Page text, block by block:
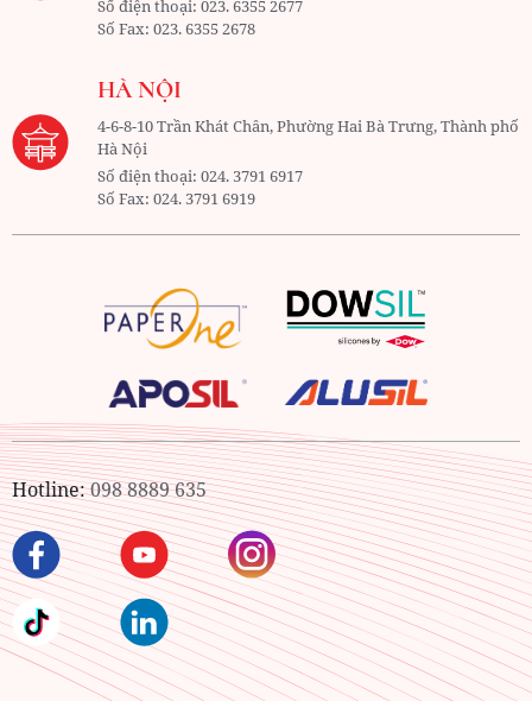
Số điện thoại:023. 6355 2677
Số Fax:023. 6355 2678
HÀ NỘI
4-6-8-10 Trần Khát Chân, Phường Hai Bà Trưng, Thành phố
Hà Nội
Số điện thoại:024. 3791 6917
Số Fax:024. 3791 6919
Hotline:098 8889 635